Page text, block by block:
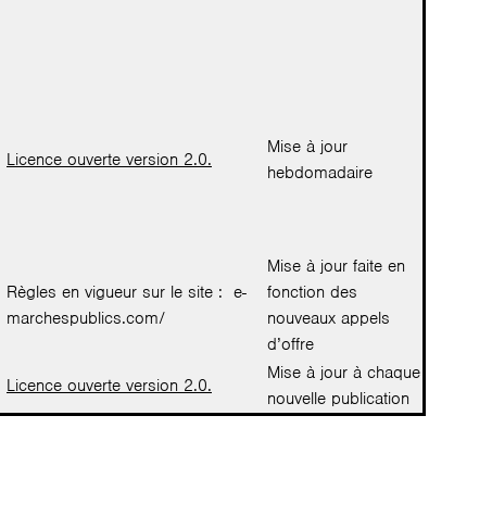
Licence ouverte version 2.0.
Mise à jour
hebdomadaire
Règles en vigueur sur le site : e-
marchespublics.com/
Mise à jour faite en
fonction des
nouveaux appels
d’offre
Licence ouverte version 2.0.
Mise à jour à chaque
nouvelle publication